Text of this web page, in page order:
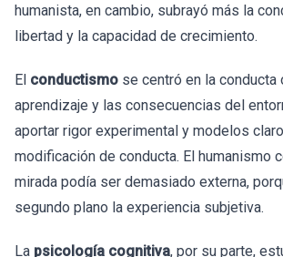
humanista, en cambio, subrayó más la
libertad y la capacidad de crecimiento.
El conductismo se centró en la conducta
aprendizaje y las consecuencias del
aportar rigor experimental y modelos
modificación de conducta. El humanismo
mirada podía ser demasiado externa,
segundo plano la experiencia subjetiva.
La psicología cognitiva, por su parte,